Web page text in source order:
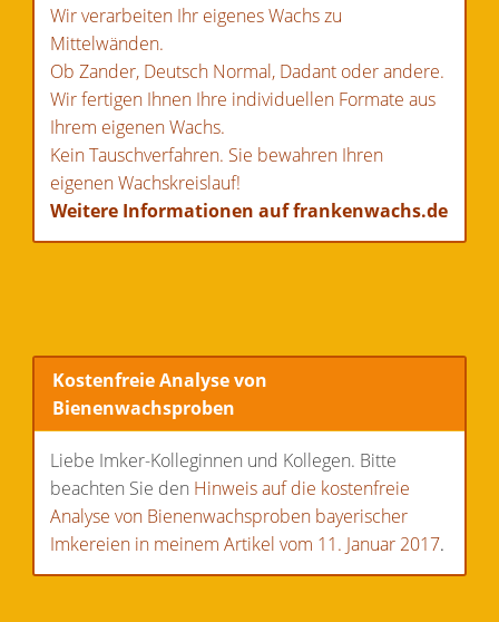
Wir verarbeiten Ihr eigenes Wachs zu
Mittelwänden.
Ob Zander, Deutsch Normal, Dadant oder andere.
Wir fertigen Ihnen Ihre individuellen Formate aus
Ihrem eigenen Wachs.
Kein Tauschverfahren. Sie bewahren Ihren
eigenen Wachskreislauf!
Weitere Informationen auf frankenwachs.de
Kostenfreie Analyse von
Bienenwachsproben
Liebe Imker-Kolleginnen und Kollegen. Bitte
beachten Sie den Hinweis auf die kostenfreie
Analyse von Bienenwachsproben bayerischer
Imkereien in meinem Artikel vom 11. Januar 2017.